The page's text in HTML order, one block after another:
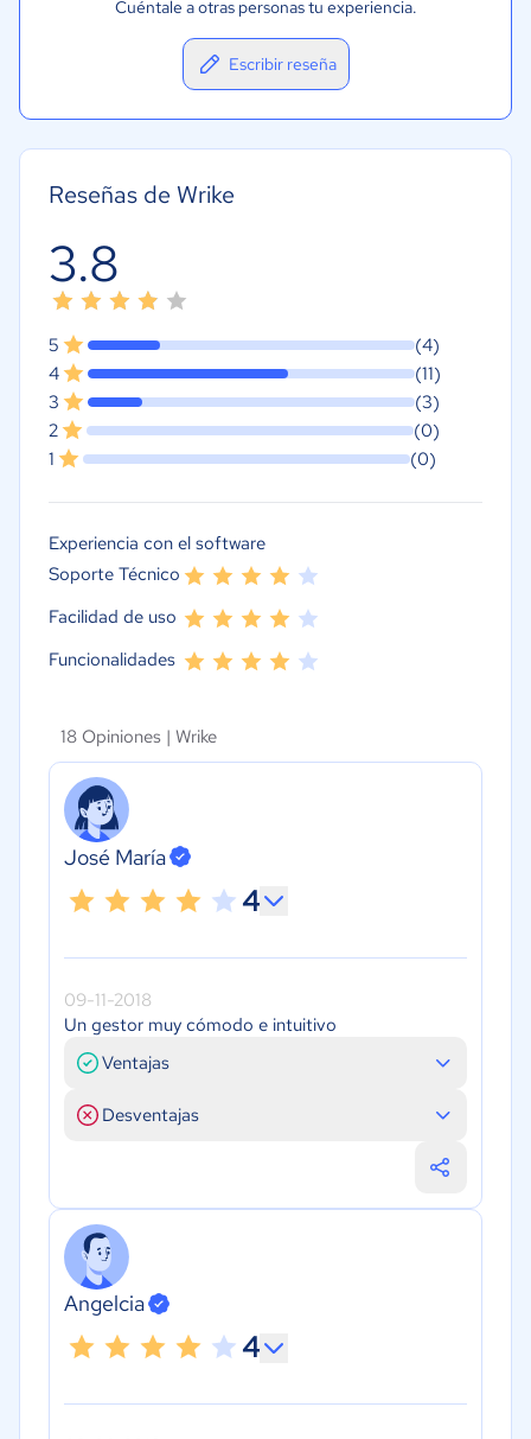
Cuéntale a otras personas tu experiencia.
Escribir reseña
Reseñas de Wrike
3.8
5
(4)
4
(11)
3
(3)
2
(0)
1
(0)
Experiencia con el software
Soporte Técnico
Facilidad de uso
Funcionalidades
18 Opiniones | Wrike
José María
4
09-11-2018
Un gestor muy cómodo e intuitivo
Ventajas
Desventajas
Angelcia
4